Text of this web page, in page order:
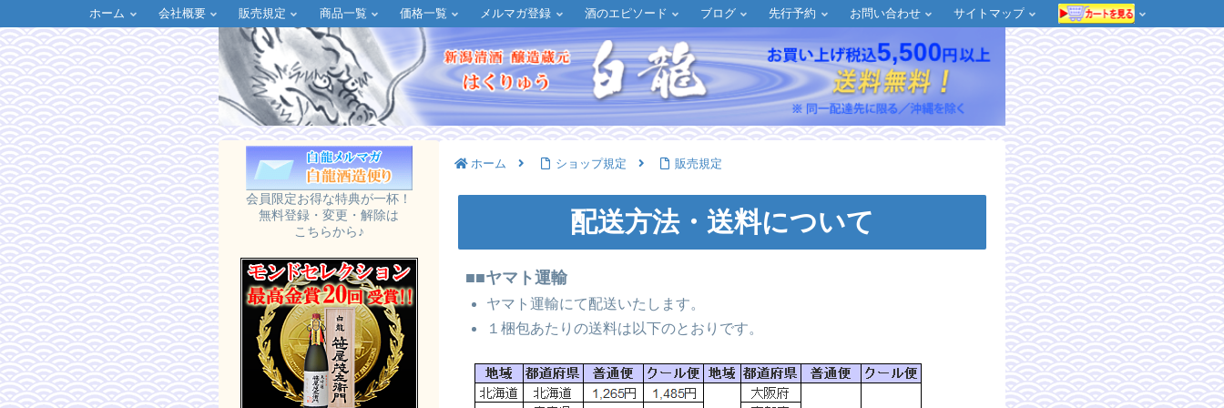
ホーム 会社概要 販売規定 商品一覧 価格一覧 メルマガ登録 酒のエピソード ブログ 先行予約 お問い合わせ サイトマップ
ホーム ショップ規定 販売規定
配送方法・送料について
■■ヤマト運輸
ヤマト運輸にて配送いたします。
１梱包あたりの送料は以下のとおりです。
会員限定お得な特典が一杯！
無料登録・変更・解除は
こちらから♪